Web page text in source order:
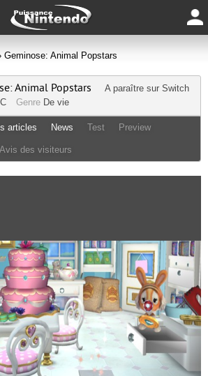
Geminose: Animal Popstars
Animal Popstars A paraître sur Switch
Genre De vie
articles News Test Preview
Avis des visiteurs